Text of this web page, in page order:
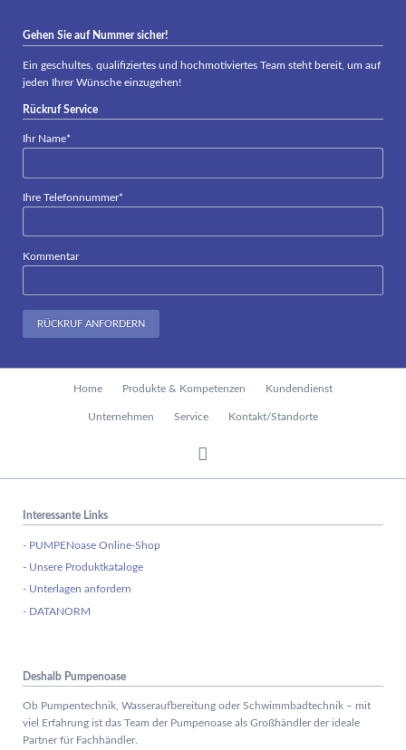
Gehen Sie auf Nummer sicher!
Ein geschultes, qualifiziertes und hochmotiviertes Team steht bereit, um auf
jeden Ihrer Wünsche einzugehen!
Rückruf Service
Pflichtfeld
Ihr Name*
Pflichtfeld
Ihre Telefonnummer*
Kommentar
RÜCKRUF ANFORDERN
Home Produkte & Kompetenzen Kundendienst
Unternehmen Service Kontakt/Standorte
Interessante Links
- PUMPENoase Online-Shop
- Unsere Produktkataloge
- Unterlagen anfordern
- DATANORM
Deshalb Pumpenoase
Ob Pumpentechnik, Wasseraufbereitung oder Schwimmbadtechnik – mit
viel Erfahrung ist das Team der Pumpenoase als Großhändler der ideale
Partner für Fachhändler.